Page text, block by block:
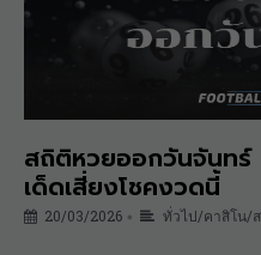
สถิติหวยออกวันจันทร์
เด็ดเสี่ยงโชคงวดนี้
20/03/2026 • ทั่วไป/คาสิโน/